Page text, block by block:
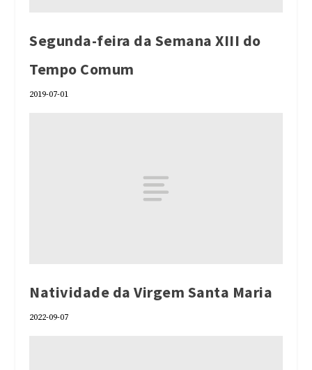
Segunda-feira da Semana XIII do
Tempo Comum
2019-07-01
Natividade da Virgem Santa Maria
2022-09-07